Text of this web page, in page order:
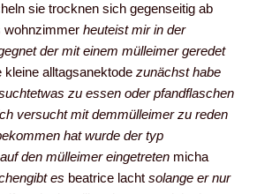
sie trocknen sich gegenseitig ab
wohnzimmer heuteist mir in der
der mit einem mülleimer geredet
kleine alltagsanektode zunächst habe
zu essen oder pfandflaschen
versucht mit demmülleimer zu reden
hat wurde der typ
den mülleimer eingetreten micha
es beatrice lacht solange er nur